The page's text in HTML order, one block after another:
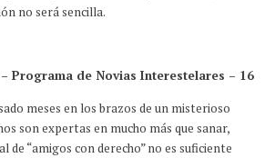
no será sencilla.
Programa de Novias Interestelares – 16
meses en los brazos de un misterioso
son expertas en mucho más que sanar,
de “amigos con derecho” no es suficiente